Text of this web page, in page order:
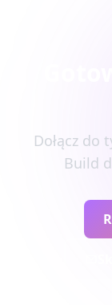
Dołącz do
Build